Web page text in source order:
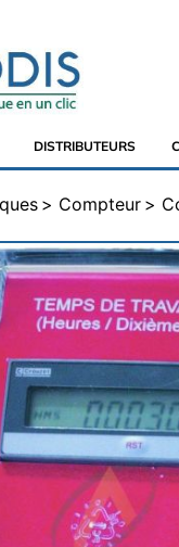
DISTRIBUTEURS
Compteur